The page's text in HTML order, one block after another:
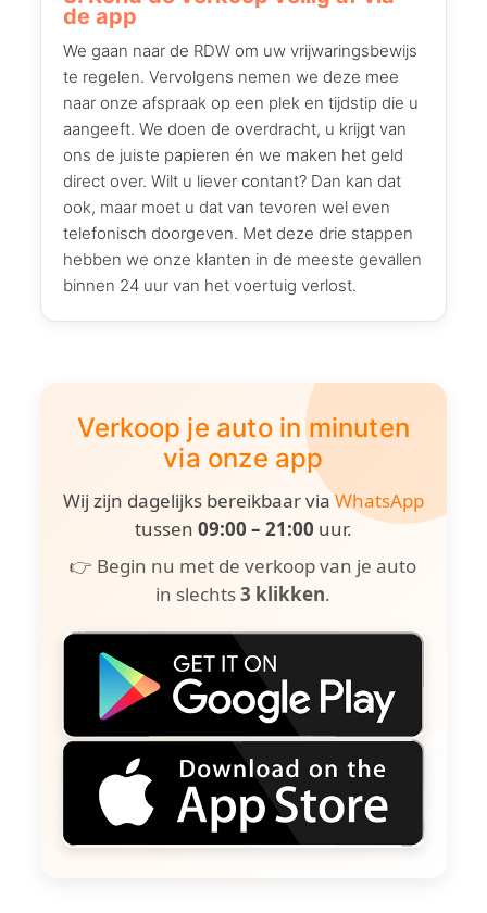
de app
We gaan naar de RDW om uw vrijwaringsbewijs
te regelen. Vervolgens nemen we deze mee
naar onze afspraak op een plek en tijdstip die u
aangeeft. We doen de overdracht, u krijgt van
ons de juiste papieren én we maken het geld
direct over. Wilt u liever contant? Dan kan dat
ook, maar moet u dat van tevoren wel even
telefonisch doorgeven. Met deze drie stappen
hebben we onze klanten in de meeste gevallen
binnen 24 uur van het voertuig verlost.
Verkoop je auto in minuten
via onze app
Wij zijn dagelijks bereikbaar viaWhatsApp
tussen 09:00 – 21:00 uur.
👉 Begin nu met de verkoop van je auto
in slechts3 klikken.